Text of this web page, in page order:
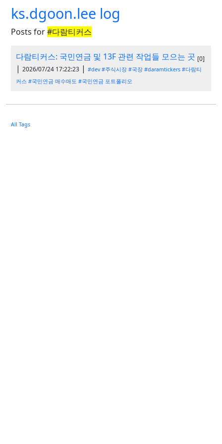
ks.dgoon.lee log
Posts for#다람티커스
다람티커스: 국민연금 및 13F 관련 작업들 모으는 곳 [0]
| 2026/07/24 17:22:23 | #dev #주식시장 #국장 #daramtickers #다람티
커스 #국민연금 매수매도 #국민연금 포트폴리오
All Tags